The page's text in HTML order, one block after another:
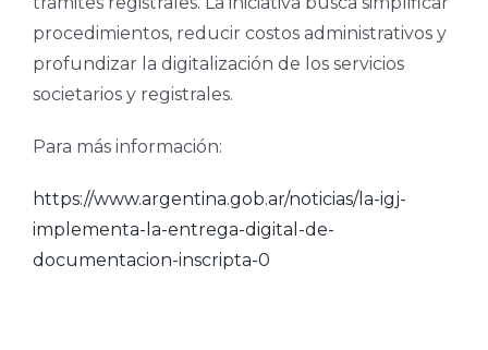
procedimientos, reducir costos administrativos y
profundizar la digitalización de los servicios
societarios y registrales.
Para más información:
https://www.argentina.gob.ar/noticias/la-igj-
implementa-la-entrega-digital-de-
documentacion-inscripta-0